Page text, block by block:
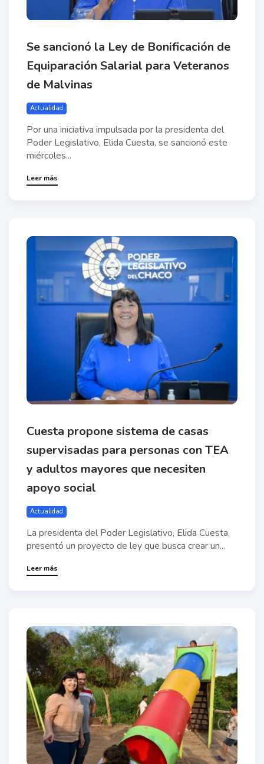
Se sancionó la Ley de Bonificación de
Equiparación Salarial para Veteranos
de Malvinas
Actualidad
Por una iniciativa impulsada por la presidenta del
Poder Legislativo, Elida Cuesta, se sancionó este
miércoles...
Leer más
Cuesta propone sistema de casas
supervisadas para personas con TEA
y adultos mayores que necesiten
apoyo social
Actualidad
La presidenta del Poder Legislativo, Elida Cuesta,
presentó un proyecto de ley que busca crear un...
Leer más